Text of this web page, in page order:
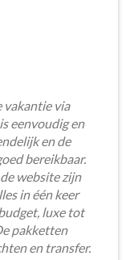
vakantie via
eenvoudig en
en de
bereikbaar.
website zijn
in één keer
luxe tot
pakketten
en transfer.